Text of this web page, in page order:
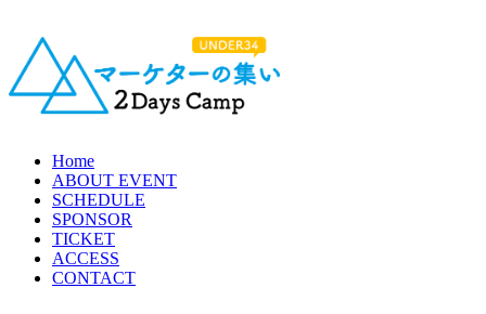
Home
ABOUT EVENT
SCHEDULE
SPONSOR
TICKET
ACCESS
CONTACT